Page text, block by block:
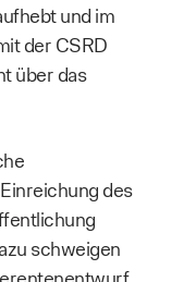
und im
der CSRD
über das
des
schweigen